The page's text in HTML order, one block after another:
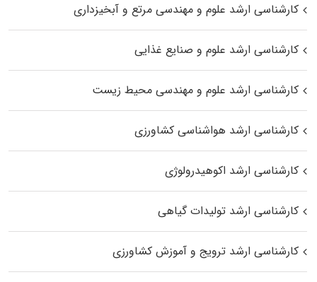
کارشناسی ارشد علوم و مهندسی مرتع و آبخیزداری
کارشناسی ارشد علوم و صنایع غذایی
کارشناسی ارشد علوم و مهندسی محیط زیست
کارشناسی ارشد هواشناسی کشاورزی
کارشناسی ارشد اکوهیدرولوژی
کارشناسی ارشد تولیدات گیاهی
کارشناسی ارشد ترویج و آموزش کشاورزی